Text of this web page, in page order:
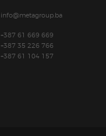
info@metagroup.ba
+387 61 669 669
+387 35 226 766
+387 61 104 157